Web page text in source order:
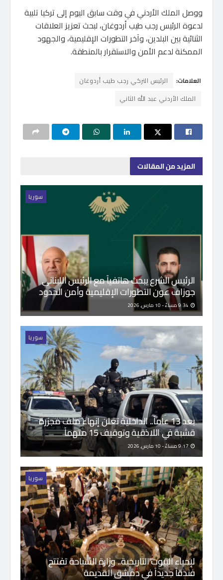
ووصل الملك الأردني في وقت سابق اليوم إلى تركيا تلبية
لدعوة الرئيس رجب طيب أردوغان، لبحث تعزيز العلاقات
الثنائية بين البلدين، وآخر التطورات الإقليمية، والجهود
الممكنة لدعم الأمن والاستقرار بالمنطقة.
العلامات:
الرئيس التركي رجب طيب أردوغان
الملك الأردني عبد الله الثاني
المزيدمن المقالات
سوريا
الرئيس الشرع يبحث هاتفياً مع الرئيس اللبناني
جوزاف عون التطورات الإقليمية وأمن الحدود
سوريا
بعد 13 عاماً.. الداخلية تعلن إنهاء ملف مجزرة
قشبة في اللاذقية وتوقيف 15 متهماً
سوريا
لإحياء البيوت التاريخية.. وزارة السياحة تفتتح
فندقاً جديداً في دمشق القديمة